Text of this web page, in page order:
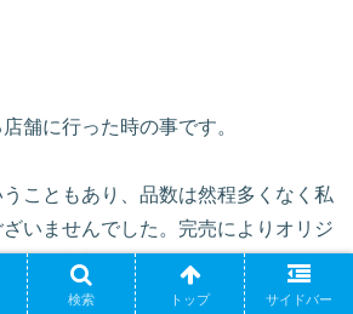
舗に行った時の事です。
こともあり、品数は然程多くなく私
いませんでした。完売によりオリジ
無い状態でした。
」と思い帰ろうとした瞬間目に留まっ
検索 トップ サイドバー